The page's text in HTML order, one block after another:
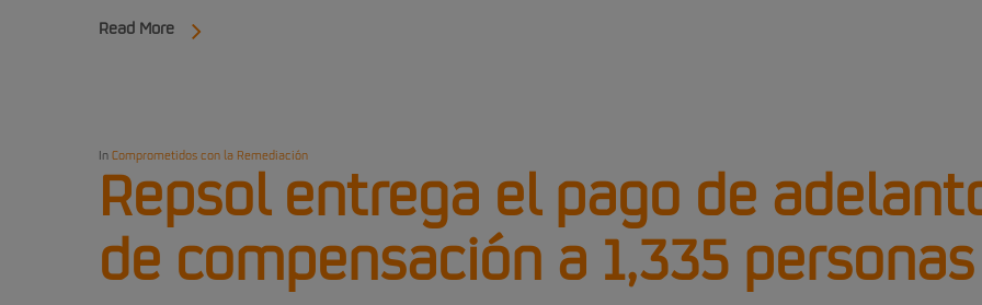
Read More
In Comprometidos con la Remediación
Repsol entrega el pago de
de compensación a 1,335 personas